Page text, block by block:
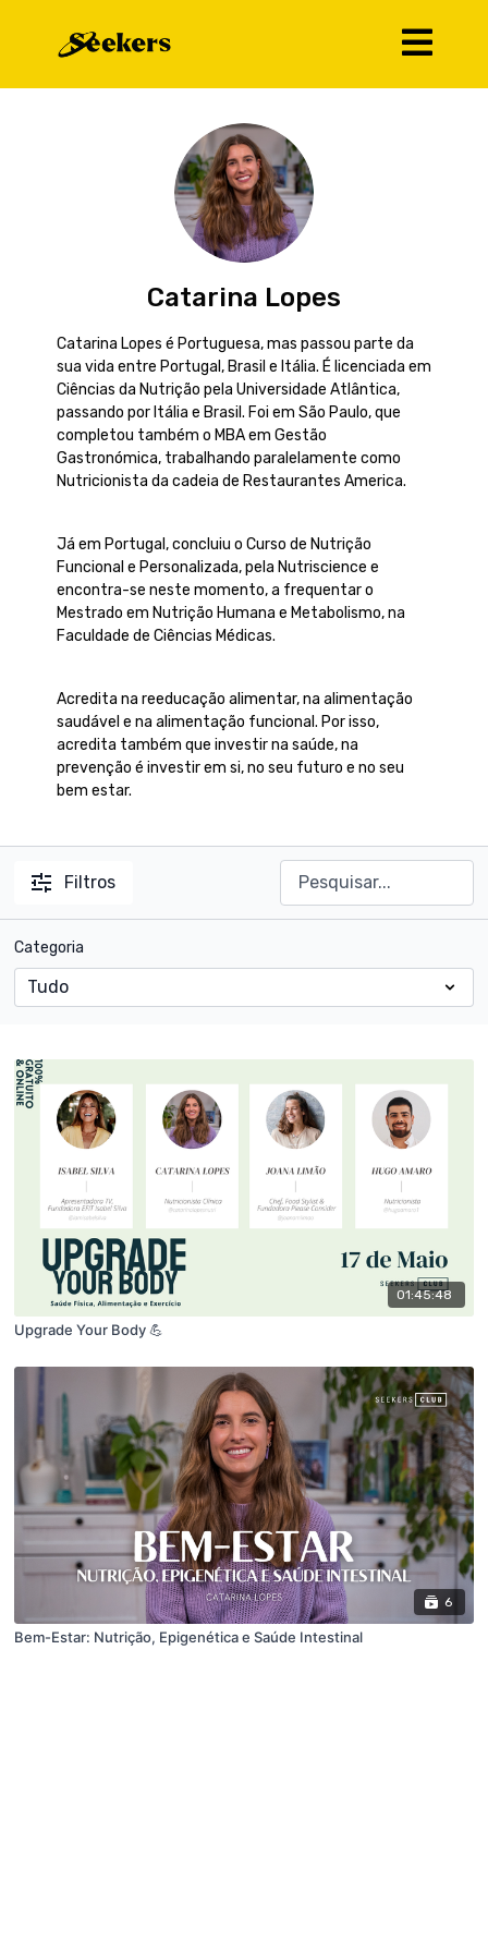
Catarina Lopes
Catarina Lopes é Portuguesa, mas passou parte da
sua vida entre Portugal, Brasil e Itália. É licenciada em
Ciências da Nutrição pela Universidade Atlântica,
passando por Itália e Brasil. Foi em São Paulo, que
completou também o MBA em Gestão
Gastronómica, trabalhando paralelamente como
Nutricionista da cadeia de Restaurantes America.
​Já em Portugal, concluiu o Curso de Nutrição
Funcional e Personalizada, pela Nutriscience e
encontra-se neste momento, a frequentar o
Mestrado em Nutrição Humana e Metabolismo, na
Faculdade de Ciências Médicas. ​
Acredita na reeducação alimentar, na alimentação
saudável e na alimentação funcional. Por isso,
acredita também que investir na saúde, na
prevenção é investir em si, no seu futuro e no seu
bem estar.
Filtros
Categoria
01:45:48
Upgrade Your Body 💪
6
Bem-Estar: Nutrição, Epigenética e Saúde Intestinal